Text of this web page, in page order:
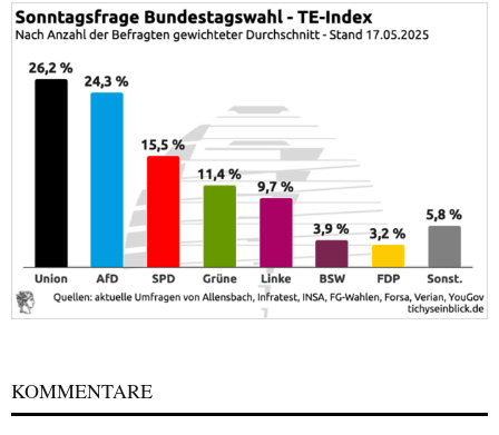
KOMMENTARE